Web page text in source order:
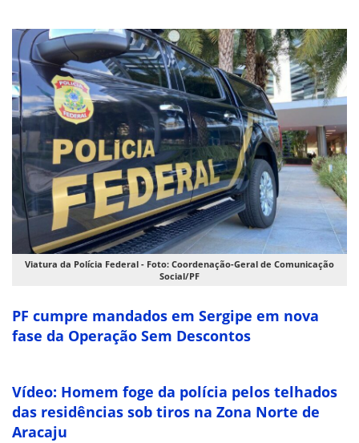
Viatura da Polícia Federal - Foto: Coordenação-Geral de Comunicação
Social/PF
PF cumpre mandados em Sergipe em nova
fase da Operação Sem Descontos
Vídeo: Homem foge da polícia pelos telhados
das residências sob tiros na Zona Norte de
Aracaju